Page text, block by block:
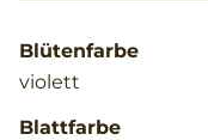
Blütenfarbe
violett
Blattfarbe